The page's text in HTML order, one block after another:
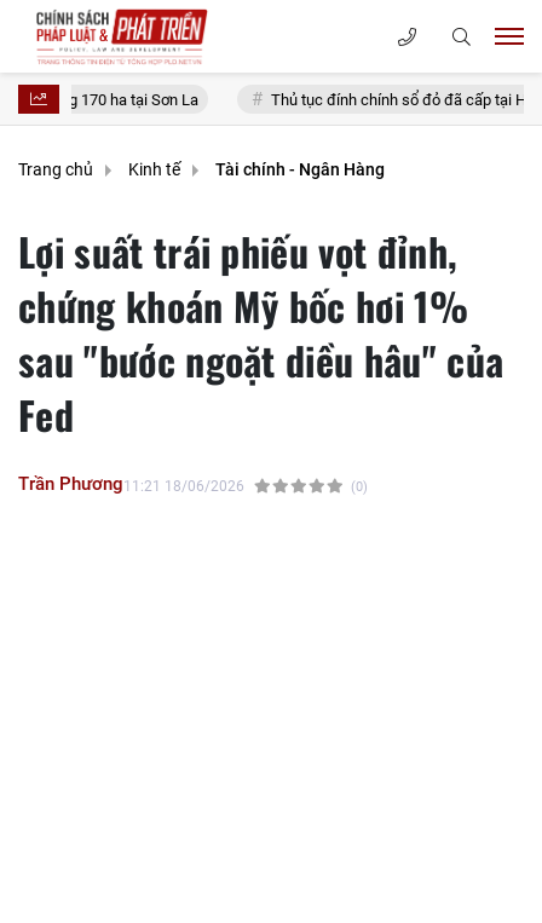
tại Sơn La Thủ tục đính chính sổ đỏ đã cấp tại Hà Nội 2026 thế nào
Trang chủ Kinh tế Tài chính - Ngân Hàng
Lợi suất trái phiếu vọt đỉnh,
chứng khoán Mỹ bốc hơi 1%
sau "bước ngoặt diều hâu" của
Fed
Trần Phương11:21 18/06/2026 (0)